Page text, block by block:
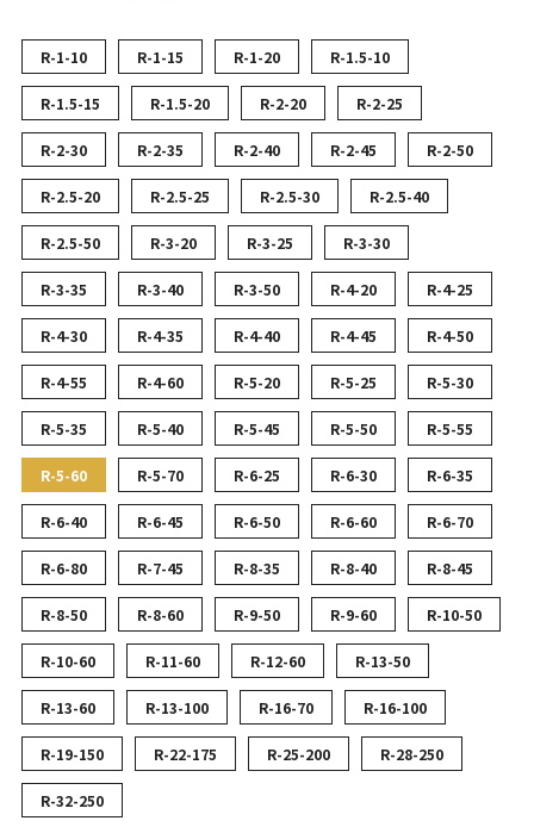
R-1-10 R-1-15 R-1-20 R-1.5-10
R-1.5-15 R-1.5-20 R-2-20 R-2-25
R-2-30 R-2-35 R-2-40 R-2-45 R-2-50
R-2.5-20 R-2.5-25 R-2.5-30 R-2.5-40
R-2.5-50 R-3-20 R-3-25 R-3-30
R-3-35 R-3-40 R-3-50 R-4-20 R-4-25
R-4-30 R-4-35 R-4-40 R-4-45 R-4-50
R-4-55 R-4-60 R-5-20 R-5-25 R-5-30
R-5-35 R-5-40 R-5-45 R-5-50 R-5-55
R-5-60 R-5-70 R-6-25 R-6-30 R-6-35
R-6-40 R-6-45 R-6-50 R-6-60 R-6-70
R-6-80 R-7-45 R-8-35 R-8-40 R-8-45
R-8-50 R-8-60 R-9-50 R-9-60 R-10-50
R-10-60 R-11-60 R-12-60 R-13-50
R-13-60 R-13-100 R-16-70 R-16-100
R-19-150 R-22-175 R-25-200 R-28-250
R-32-250